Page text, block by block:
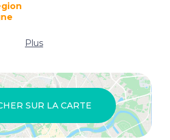
Plus
SUR LA CARTE